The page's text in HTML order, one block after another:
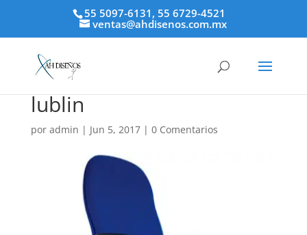
55 5097-6131, 55 6729-4521
ventas@ahdisenos.com.mx
lublin
por admin | Jun 5, 2017| 0 Comentarios